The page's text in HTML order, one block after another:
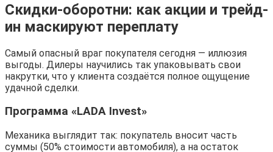
Скидки-оборотни: как акции и трейд-
ин маскируют переплату
Самый опасный враг покупателя сегодня — иллюзия
выгоды. Дилеры научились так упаковывать свои
накрутки, что у клиента создаётся полное ощущение
удачной сделки.
Программа «LADA Invest»
Механика выглядит так: покупатель вносит часть
суммы (50% стоимости автомобиля), а на остаток